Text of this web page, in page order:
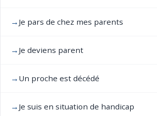
→ Je pars de chez mes parents
→ Je deviens parent
→ Un proche est décédé
→ Je suis en situation de handicap